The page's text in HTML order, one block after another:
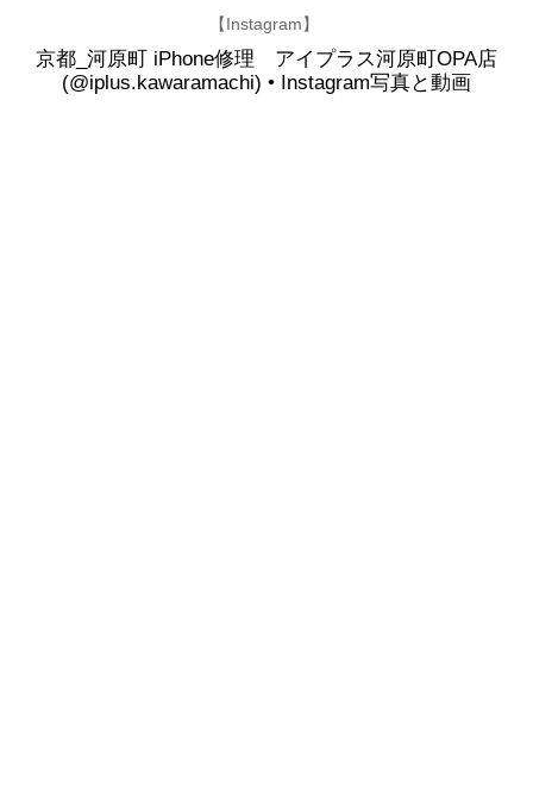
【Instagram】
京都_河原町 iPhone修理 アイプラス河原町OPA店
(@iplus.kawaramachi) • Instagram写真と動画